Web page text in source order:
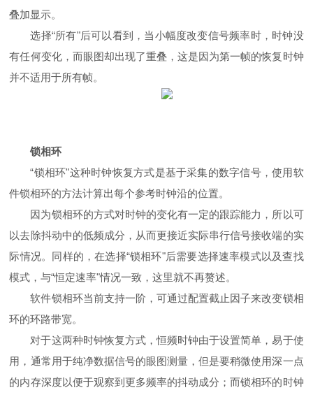
叠加显示。
选择“所有"后可以看到，当小幅度改变信号频率时，时钟没
有任何变化，而眼图却出现了重叠，这是因为第一帧的恢复时钟
并不适用于所有帧。
锁相环
“锁相环"这种时钟恢复方式是基于采集的数字信号，使用软
件锁相环的方法计算出每个参考时钟沿的位置。
因为锁相环的方式对时钟的变化有一定的跟踪能力，所以可
以去除抖动中的低频成分，从而更接近实际串行信号接收端的实
际情况。同样的，在选择“锁相环"后需要选择速率模式以及查找
模式，与“恒定速率"情况一致，这里就不再赘述。
软件锁相环当前支持一阶，可通过配置截止因子来改变锁相
环的环路带宽。
对于这两种时钟恢复方式，恒频时钟由于设置简单，易于使
用，通常用于纯净数据信号的眼图测量，但是要稍微使用深一点
的内存深度以便于观察到更多频率的抖动成分；而锁相环的时钟